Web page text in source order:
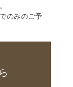
のみのご予